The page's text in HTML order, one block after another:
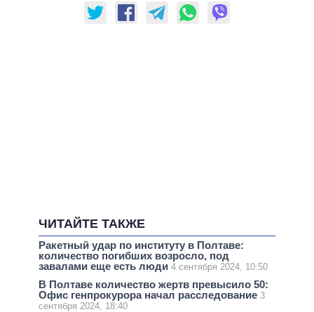
ЧИТАЙТЕ ТАКЖЕ
Ракетный удар по институту в Полтаве:
количество погибших возросло, под
завалами еще есть люди 4 сентября 2024, 10:50
В Полтаве количество жертв превысило 50:
Офис генпрокурора начал расследование 3
сентября 2024, 18:40